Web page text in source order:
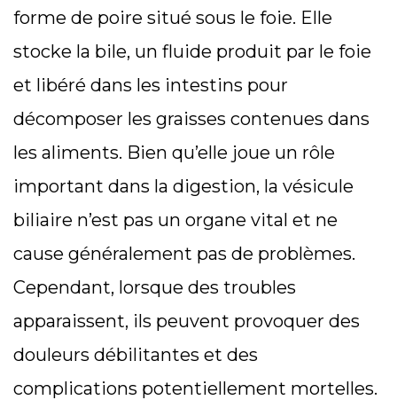
forme de poire situé sous le foie. Elle
stocke la bile, un fluide produit par le foie
et libéré dans les intestins pour
décomposer les graisses contenues dans
les aliments. Bien qu’elle joue un rôle
important dans la digestion, la vésicule
biliaire n’est pas un organe vital et ne
cause généralement pas de problèmes.
Cependant, lorsque des troubles
apparaissent, ils peuvent provoquer des
douleurs débilitantes et des
complications potentiellement mortelles.